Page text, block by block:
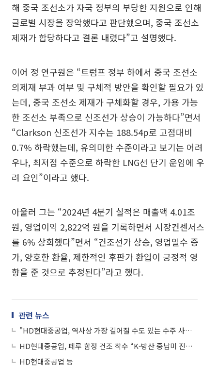
해 중국 조선소가 자국 정부의 부당한 지원으로 인해
글로벌 시장을 장악했다고 판단했으며, 중국 조선소
제재가 합당하다고 결론 내렸다”고 설명했다.
이어 정 연구원은 “트럼프 정부 하에서 중국 조선소
의제재 부과 여부 및 구체적 방안을 확인할 필요가 있
는데, 중국 조선소 제재가 구체화할 경우, 가용 가능
한 조선소 부족으로 신조선가 상승이 가능하다”면서
“Clarkson 신조선가 지수는 188.54p로 고점대비
0.7% 하락했는데, 유의미한 수준이라고 보기는 어려
우나, 최저점 수준으로 하락한 LNG선 단기 운임에 우
려 요인”이라고 했다.
아울러 그는 “2024년 4분기 실적은 매출액 4.01조
원, 영업이익 2,822억 원을 기록하면서 시장컨센서스
를 6% 상회했다”면서 “건조선가 상승, 영업일수 증
가, 양호한 환율, 제한적인 후판가 환입이 긍정적 영
향을 준 것으로 추정된다”라고 했다.
관련 뉴스
"HD현대중공업, 역사상 가장 길어질 수도 있는 수주 사이클"
HD현대중공업, 페루 함정 건조 착수 “K-방산 중남미 진출 본궤도”
HD현대중공업 등